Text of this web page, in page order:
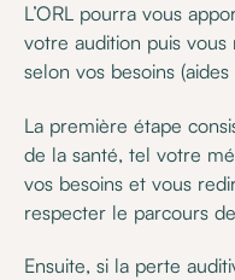
L’ORL pourra vous
votre audition puis
selon vos besoins
La première étape
de la santé, tel votre
vos besoins et vous
respecter le parcours
Ensuite, si la perte